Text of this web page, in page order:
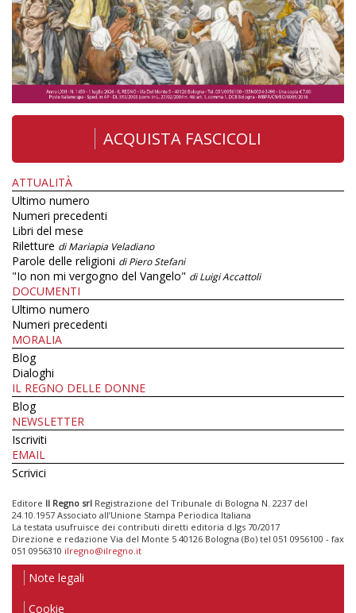
ACQUISTA FASCICOLI
ATTUALITÀ
Ultimo numero
Numeri precedenti
Libri del mese
Riletture di Mariapia Veladiano
Parole delle religioni di Piero Stefani
"Io non mi vergogno del Vangelo" di Luigi Accattoli
DOCUMENTI
Ultimo numero
Numeri precedenti
MORALIA
Blog
Dialoghi
IL REGNO DELLE DONNE
Blog
NEWSLETTER
Iscriviti
EMAIL
Scrivici
Editore Il Regno srl Registrazione del Tribunale di Bologna N. 2237 del
24.10.1957 Associato all’Unione Stampa Periodica Italiana
La testata usufruisce dei contributi diretti editoria d.lgs 70/2017
Direzione e redazione Via del Monte 5 40126 Bologna (Bo) tel 051 0956100 - fax
051 0956310 ilregno@ilregno.it
Note legali
Cookie